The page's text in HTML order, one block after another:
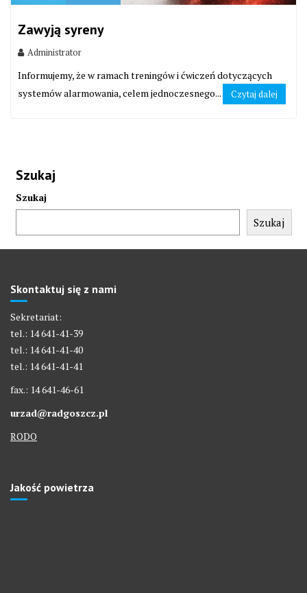
Zawyją syreny
Administrator
Informujemy, że w ramach treningów i ćwiczeń dotyczących
systemów alarmowania, celem jednoczesnego...
Czytaj dalej
Szukaj
Szukaj
Szukaj
Skontaktuj się z nami
Sekretariat:
tel.: 14 641-41-39
tel.: 14 641-41-40
tel.: 14 641-41-41
fax.: 14 641-46-61
urzad@radgoszcz.pl
RODO
Jakość powietrza